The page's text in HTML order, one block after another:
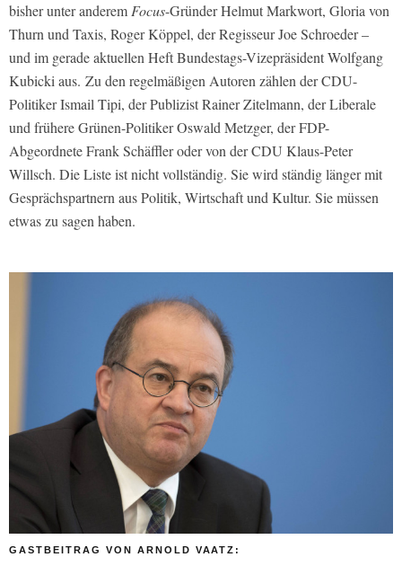
bisher unter anderem Focus-Gründer Helmut Markwort, Gloria von
Thurn und Taxis, Roger Köppel, der Regisseur Joe Schroeder –
und im gerade aktuellen Heft Bundestags-Vizepräsident Wolfgang
Kubicki aus. Zu den regelmäßigen Autoren zählen der CDU-
Politiker Ismail Tipi, der Publizist Rainer Zitelmann, der Liberale
und frühere Grünen-Politiker Oswald Metzger, der FDP-
Abgeordnete Frank Schäffler oder von der CDU Klaus-Peter
Willsch. Die Liste ist nicht vollständig. Sie wird ständig länger mit
Gesprächspartnern aus Politik, Wirtschaft und Kultur. Sie müssen
etwas zu sagen haben.
GASTBEITRAG VON ARNOLD VAATZ: